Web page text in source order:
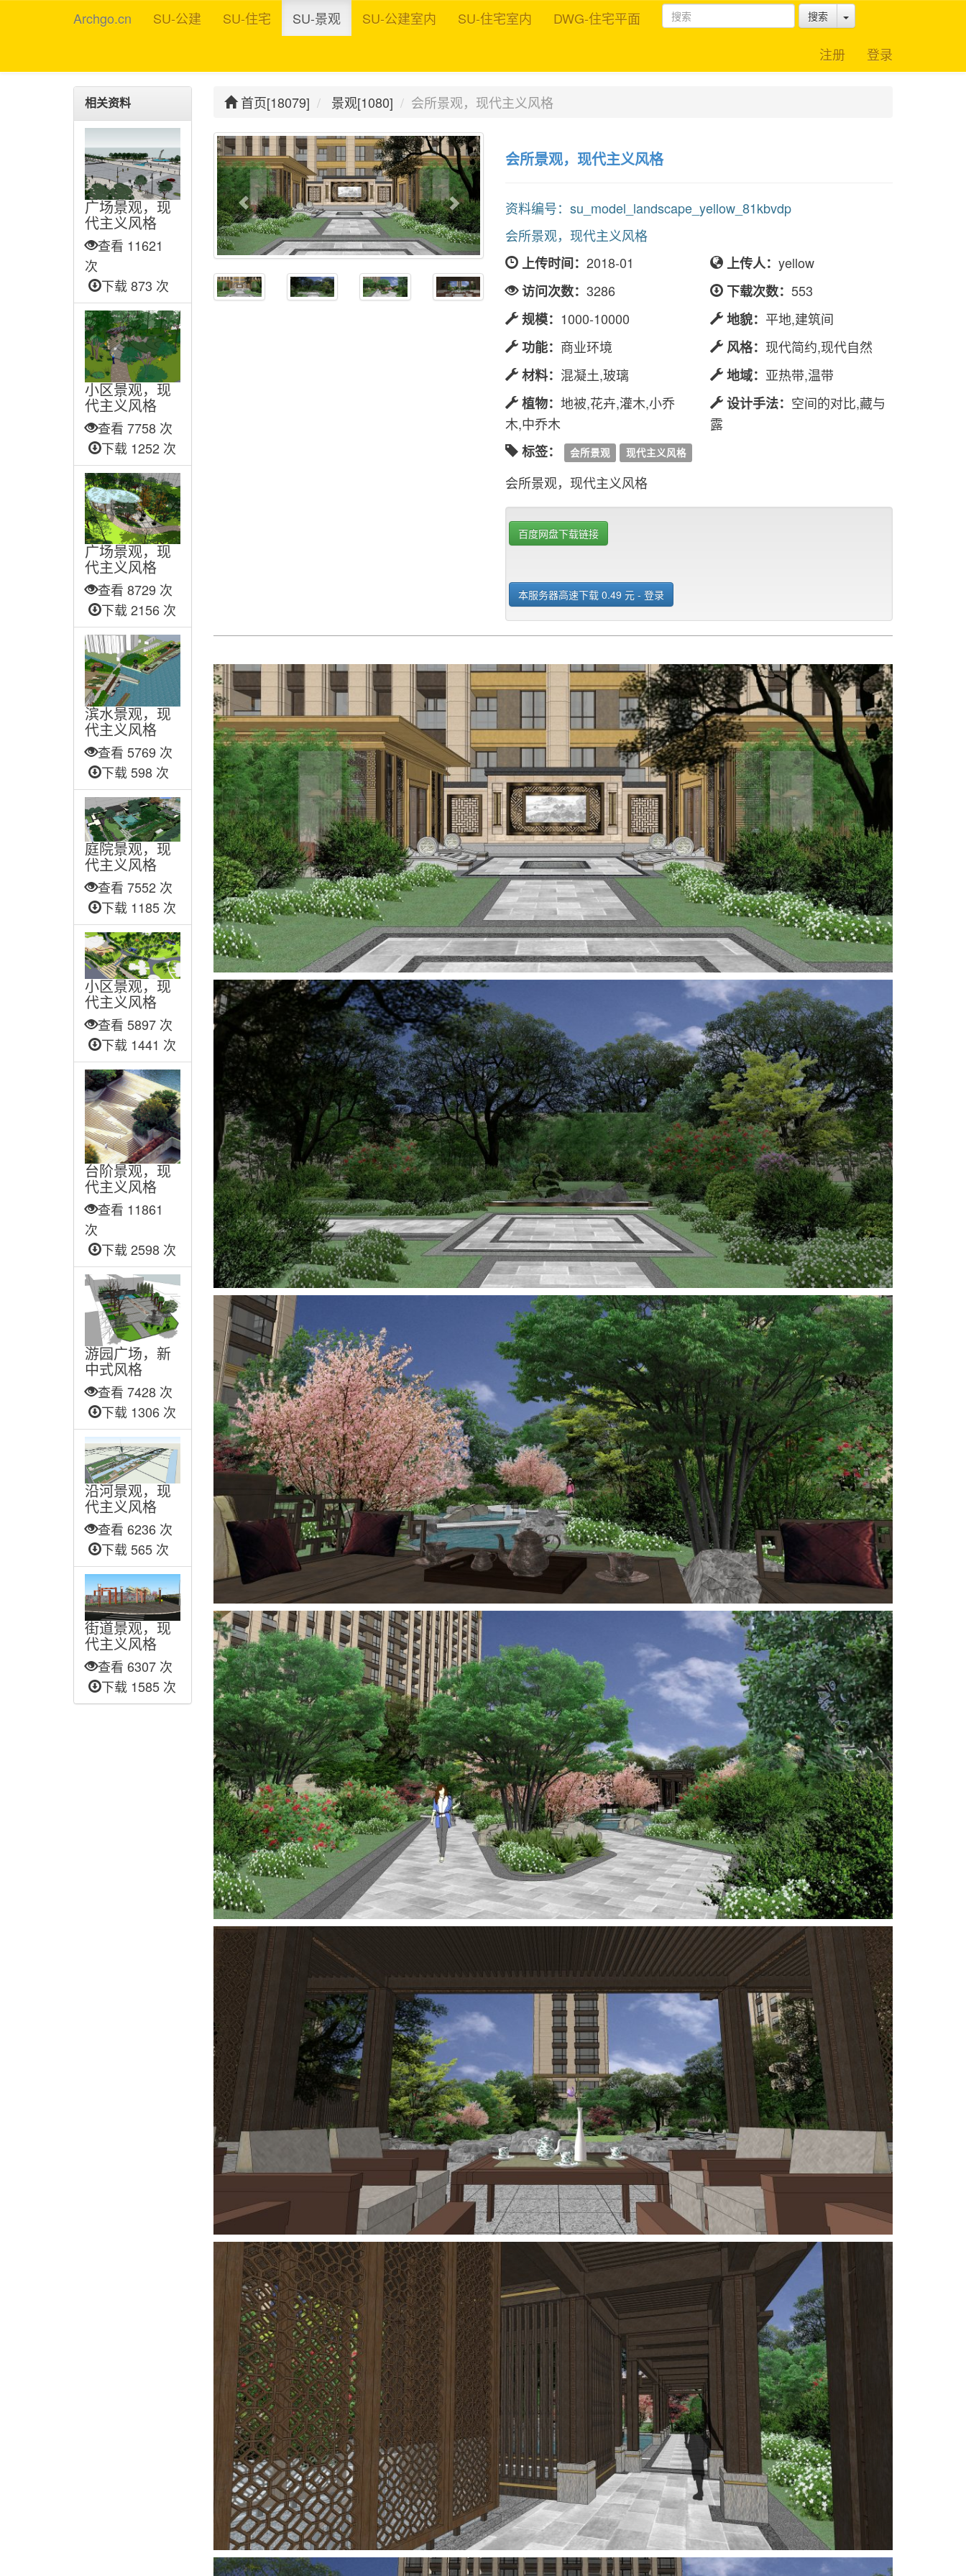
Archgo.cn SU-公建 SU-住宅 SU-景观 SU-公建室内 SU-住宅室内 DWG-住宅平面 搜索 Toggle Dropdown
注册 登录
相关资料
广场景观，现
代主义风格
查看 11621
次
下载 873 次
小区景观，现
代主义风格
查看 7758 次
下载 1252 次
广场景观，现
代主义风格
查看 8729 次
下载 2156 次
滨水景观，现
代主义风格
查看 5769 次
下载 598 次
庭院景观，现
代主义风格
查看 7552 次
下载 1185 次
小区景观，现
代主义风格
查看 5897 次
下载 1441 次
台阶景观，现
代主义风格
查看 11861
次
下载 2598 次
游园广场，新
中式风格
查看 7428 次
下载 1306 次
沿河景观，现
代主义风格
查看 6236 次
下载 565 次
街道景观，现
代主义风格
查看 6307 次
下载 1585 次
首页[18079] 景观[1080] 会所景观，现代主义风格
会所景观，现代主义风格
资料编号：su_model_landscape_yellow_81kbvdp
会所景观，现代主义风格
上传时间：2018-01 上传人： yellow
访问次数：3286 下载次数： 553
规模： 1000-10000 地貌： 平地,建筑间
功能： 商业环境 风格： 现代简约,现代自然
材料： 混凝土,玻璃 地域： 亚热带,温带
植物：地被,花卉,灌木,小乔
木,中乔木
设计手法： 空间的对比,藏与
露
标签：
会所景观 现代主义风格
会所景观，现代主义风格
百度网盘下载链接
本服务器高速下载 0.49 元 - 登录